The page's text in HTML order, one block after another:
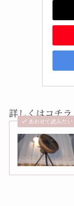
詳しくはコチラ
あわせて読みたい